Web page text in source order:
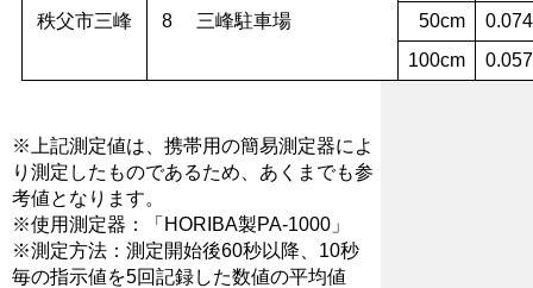
秩父市三峰 8 三峰駐車場 50cm
0.074
100cm
0.057
※上記測定値は、携帯用の簡易測定器によ
り測定したものであるため、あくまでも参
考値となります。
※使用測定器：「HORIBA製PA-1000」
※測定方法：測定開始後60秒以降、10秒
毎の指示値を5回記録した数値の平均値